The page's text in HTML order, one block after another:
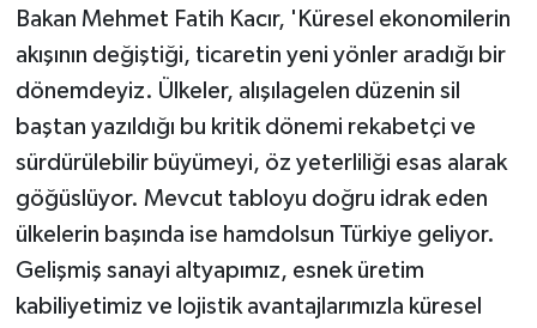
Bakan Mehmet Fatih Kacır, 'Küresel ekonomilerin
akışının değiştiği, ticaretin yeni yönler aradığı bir
dönemdeyiz. Ülkeler, alışılagelen düzenin sil
baştan yazıldığı bu kritik dönemi rekabetçi ve
sürdürülebilir büyümeyi, öz yeterliliği esas alarak
göğüslüyor. Mevcut tabloyu doğru idrak eden
ülkelerin başında ise hamdolsun Türkiye geliyor.
Gelişmiş sanayi altyapımız, esnek üretim
kabiliyetimiz ve lojistik avantajlarımızla küresel